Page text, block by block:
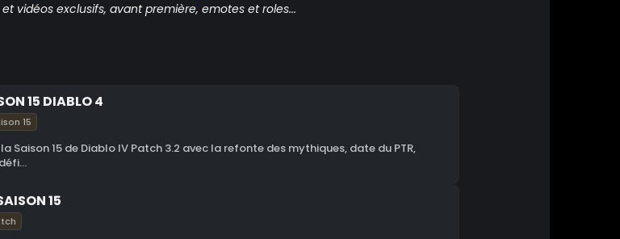
vidéos exclusifs, avant première, emotes et roles...
15 DIABLO 4
15
Saison 15 de Diablo IV Patch 3.2 avec la refonte des mythiques, date du PTR,
15